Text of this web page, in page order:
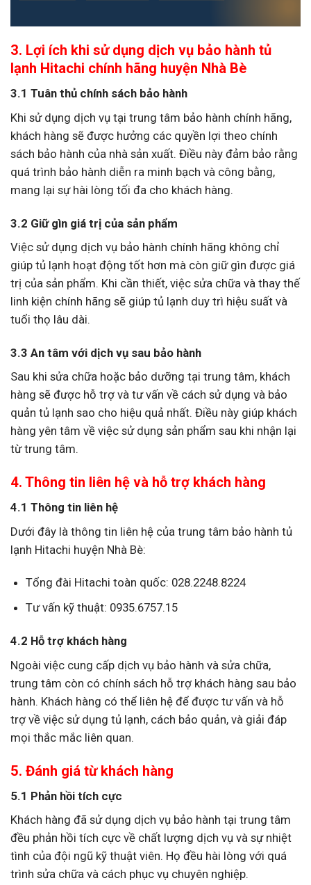
3. Lợi ích khi sử dụng dịch vụ bảo hành tủ
lạnh Hitachi chính hãng huyện Nhà Bè
3.1 Tuân thủ chính sách bảo hành
Khi sử dụng dịch vụ tại trung tâm bảo hành chính hãng,
khách hàng sẽ được hưởng các quyền lợi theo chính
sách bảo hành của nhà sản xuất. Điều này đảm bảo rằng
quá trình bảo hành diễn ra minh bạch và công bằng,
mang lại sự hài lòng tối đa cho khách hàng.
3.2 Giữ gìn giá trị của sản phẩm
Việc sử dụng dịch vụ bảo hành chính hãng không chỉ
giúp tủ lạnh hoạt động tốt hơn mà còn giữ gìn được giá
trị của sản phẩm. Khi cần thiết, việc sửa chữa và thay thế
linh kiện chính hãng sẽ giúp tủ lạnh duy trì hiệu suất và
tuổi thọ lâu dài.
3.3 An tâm với dịch vụ sau bảo hành
Sau khi sửa chữa hoặc bảo dưỡng tại trung tâm, khách
hàng sẽ được hỗ trợ và tư vấn về cách sử dụng và bảo
quản tủ lạnh sao cho hiệu quả nhất. Điều này giúp khách
hàng yên tâm về việc sử dụng sản phẩm sau khi nhận lại
từ trung tâm.
4. Thông tin liên hệ và hỗ trợ khách hàng
4.1 Thông tin liên hệ
Dưới đây là thông tin liên hệ của trung tâm bảo hành tủ
lạnh Hitachi huyện Nhà Bè:
Tổng đài Hitachi toàn quốc: 028.2248.8224
Tư vấn kỹ thuật: 0935.6757.15
4.2 Hỗ trợ khách hàng
Ngoài việc cung cấp dịch vụ bảo hành và sửa chữa,
trung tâm còn có chính sách hỗ trợ khách hàng sau bảo
hành. Khách hàng có thể liên hệ để được tư vấn và hỗ
trợ về việc sử dụng tủ lạnh, cách bảo quản, và giải đáp
mọi thắc mắc liên quan.
5. Đánh giá từ khách hàng
5.1 Phản hồi tích cực
Khách hàng đã sử dụng dịch vụ bảo hành tại trung tâm
đều phản hồi tích cực về chất lượng dịch vụ và sự nhiệt
tình của đội ngũ kỹ thuật viên. Họ đều hài lòng với quá
trình sửa chữa và cách phục vụ chuyên nghiệp.